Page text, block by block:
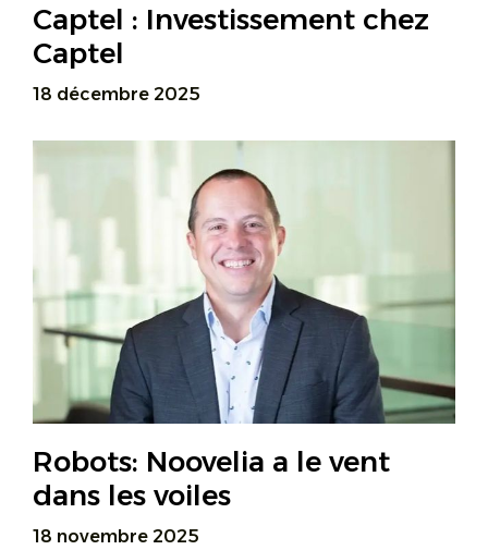
Captel : Investissement chez
Captel
18 décembre 2025
Robots: Noovelia a le vent
dans les voiles
18 novembre 2025